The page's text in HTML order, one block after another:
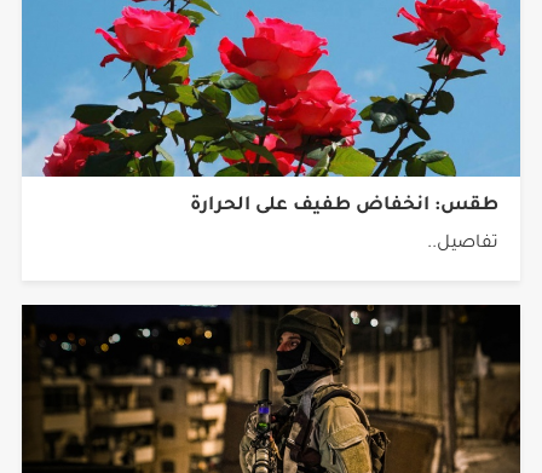
طقس: انخفاض طفيف على الحرارة
تفاصيل..